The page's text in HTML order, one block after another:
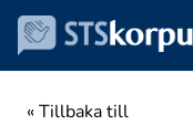
« Tillbaka till